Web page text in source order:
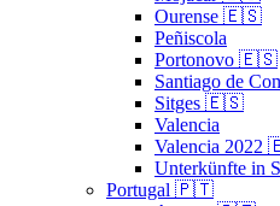
Ourense 🇪🇸
Peñiscola
Portonovo 🇪🇸
Santiago de
Sitges 🇪🇸
Valencia
Valencia
Unterkünfte in
Portugal 🇵🇹